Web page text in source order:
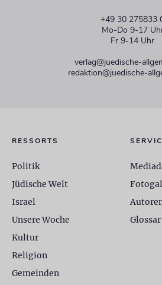
+49 30 275833
Mo-Do 9-17
Fr 9-14 Uhr
verlag@juedische-
redaktion@juedische-
RESSORTS
Politik
Jüdische Welt
Israel
Unsere Woche
Kultur
Religion
Gemeinden
Glossar